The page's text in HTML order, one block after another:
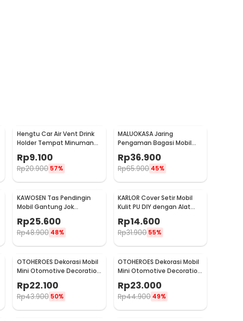
Hengtu Car Air Vent Drink
Holder Tempat Minuman
Rp9.100
Rp20.900 57%
MALUOKASA Jaring
Pengaman Bagasi Mobil
Car Trunk Cargo Net
120x40cm - QM4051
Rp36.900
Rp65.900 45%
KAWOSEN Tas Pendingin
Mobil Gantung Jok
Belakang Cooler Organizer
9L - ST-F38
Rp25.600
Rp48.900 48%
KARLOR Cover Setir Mobil
Kulit PU DIY dengan Alat
Jahit 32cm - V10
Rp14.600
Rp31.900 55%
OTOHEROES Dekorasi Mobil
Mini Otomotive Decoration
Rp22.100
Rp43.900 50%
OTOHEROES Dekorasi Mobil
Mini Otomotive Decoration
Thermometer - Q194
Rp23.000
Rp44.900 49%